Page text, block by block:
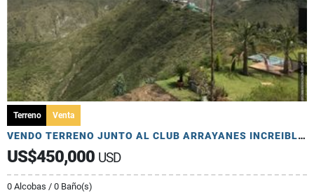
Terreno Venta
VENDO TERRENO JUNTO AL CLUB ARRAYANES INCREIBLE VISTA
US$450,000 USD
0 Alcobas / 0 Baño(s)